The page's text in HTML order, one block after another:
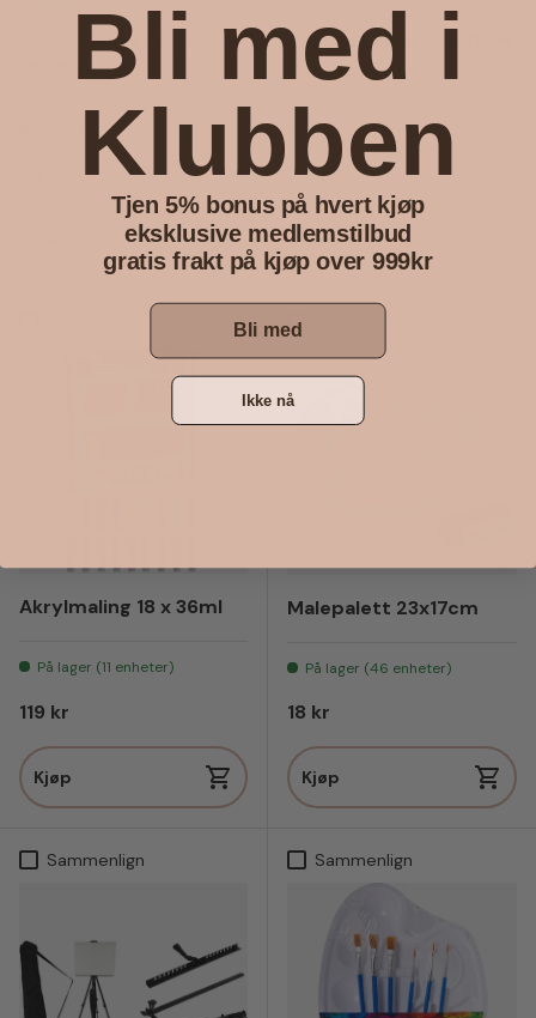
Artist | Lerret 4-pk
15x15 cm
På lager (12 enheter)
Vanlig pris
Canvas Lerret 10x10cm
5pk
På lager (74 enheter)
Vanlig pris
29 kr
Kjøp
Akrylmaling 18 x 36ml
På lager (11 enheter)
Vanlig pris
119 kr
Kjøp
Malepalett 23x17cm
På lager (46 enheter)
Vanlig pris
18 kr
Kjøp
Sammenlign Sammenlign
Bli med i
Klubben
Tjen 5% bonus på hvert kjøp
eksklusive medlemstilbud
gratis frakt på kjøp over 999kr
Bli med
Ikke nå